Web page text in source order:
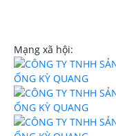
Mạng xã hội: